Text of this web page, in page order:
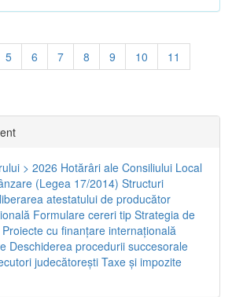
5 6 7 8 9 10
11
> 2026 Hotărâri ale Consiliului Local
(Legea 17/2014) Structuri
atestatului de producător
Formulare cereri tip Strategia de
Proiecte cu finanţare internaţională
Deschiderea procedurii succesorale
judecătorești Taxe şi impozite